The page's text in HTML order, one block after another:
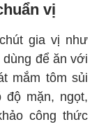
vị
gia vị như
để ăn với
mắm tôm sủi
độ mặn, ngọt,
công thức